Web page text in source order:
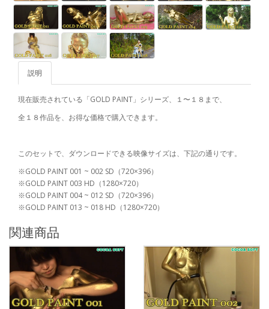
説明
現在販売されている「GOLD PAINT」シリーズ、１〜１８まで、
全１８作品を、お得な価格で購入できます。
このセットで、ダウンロードできる映像サイズは、下記の通りです。
※GOLD PAINT 001 ~ 002 SD（720×396）
※GOLD PAINT 003 HD（1280×720）
※GOLD PAINT 004 ~ 012 SD（720×396）
※GOLD PAINT 013 ~ 018 HD（1280×720）
関連商品